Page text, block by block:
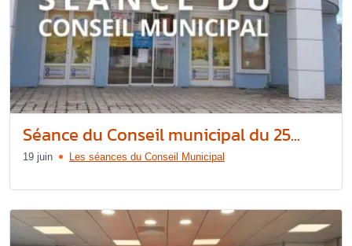
Séance du Conseil municipal du 25...
19 juin Les séances du Conseil Municipal